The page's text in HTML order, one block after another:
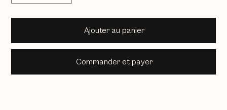
Ajouter au panier
Commander et payer